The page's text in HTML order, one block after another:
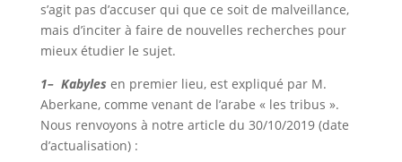
s’agit pas d’accuser qui que ce soit de malveillance,
mais d’inciter à faire de nouvelles recherches pour
mieux étudier le sujet.
1– Kabyles en premier lieu, est expliqué par M.
Aberkane, comme venant de l’arabe « les tribus ».
Nous renvoyons à notre article du 30/10/2019 (date
d’actualisation) :